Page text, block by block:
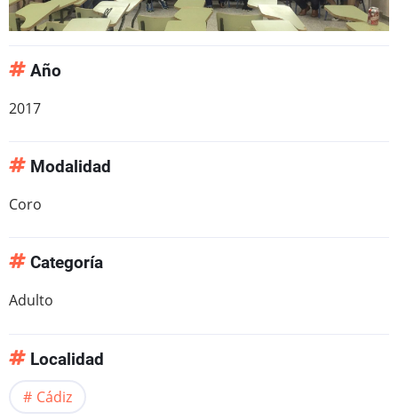
Año
2017
Modalidad
Coro
Categoría
Adulto
Localidad
Cádiz